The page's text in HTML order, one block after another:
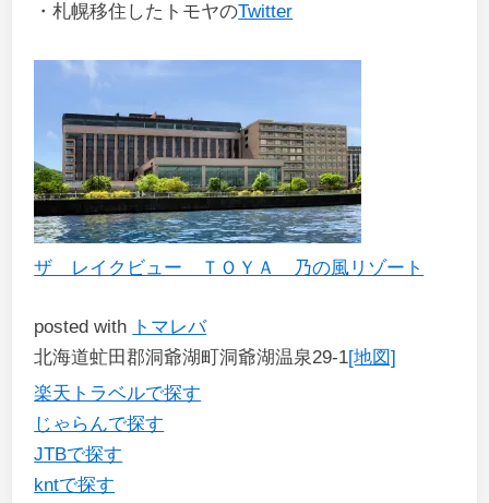
・札幌移住したトモヤのTwitter
ザ レイクビュー ＴＯＹＡ 乃の風リゾート
posted with トマレバ
北海道虻田郡洞爺湖町洞爺湖温泉29-1[地図]
楽天トラベルで探す
じゃらんで探す
JTBで探す
kntで探す